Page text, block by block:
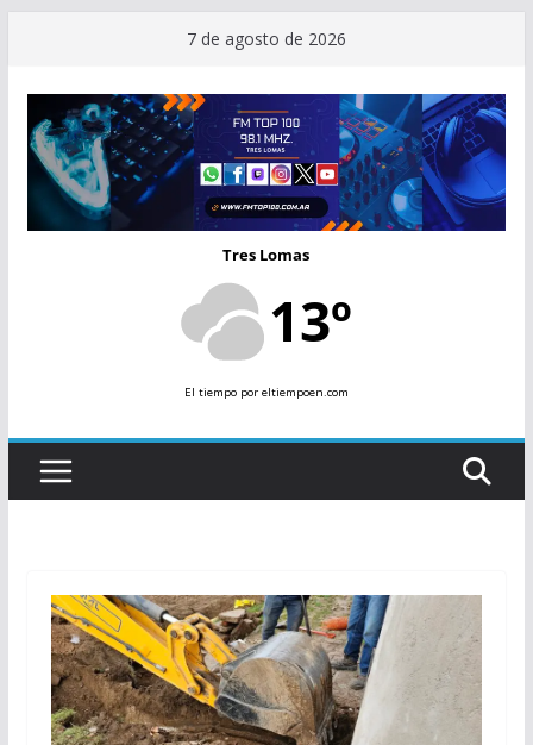
contenido
7 de agosto de 2026
Tres Lomas
13º
El tiempopor eltiempoen.com